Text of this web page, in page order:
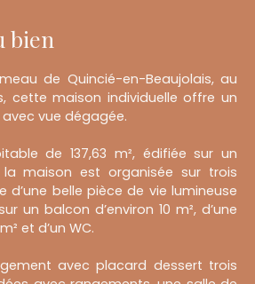
bien
de Quincié-en-Beaujolais, au
cette maison individuelle offre un
vue dégagée.
de 137,63 m², édifiée sur un
la maison est organisée sur trois
d’une belle pièce de vie lumineuse
un balcon d’environ 10 m², d’une
et d’un WC.
avec placard dessert trois